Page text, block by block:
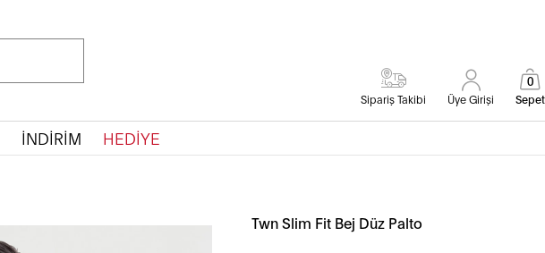
Sipariş Takibi Üye Girişi Sepet
0
İNDİRİM HEDİYE
Twn Slim Fit Bej Düz Palto